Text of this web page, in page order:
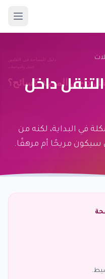
داخل
في البداية، لكنه من
سيكون مريحًا أم مرهقًا.